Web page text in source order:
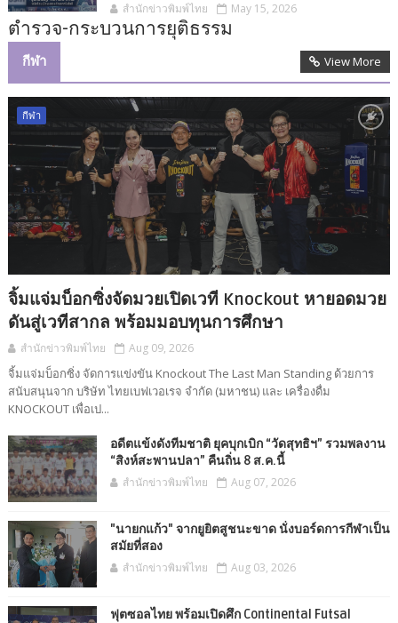
สำนักข่าวพิมพ์ไทย
May 15, 2026
ตำรวจ-กระบวนการยุติธรรม
กีฬา View More
กีฬา
จิ้มแจ่มบ็อกซิ่งจัดมวยเปิดเวที Knockout หายอดมวย
ดันสู่เวทีสากล พร้อมมอบทุนการศึกษา
สำนักข่าวพิมพ์ไทย Aug 09, 2026
จิ้มแจ่มบ็อกซิ่ง จัดการแข่งขัน Knockout The Last Man Standing ด้วยการ
สนับสนุนจาก บริษัท ไทยเบฟเวอเรจ จํากัด (มหาชน) และ เครื่องดื่ม
KNOCKOUT เพื่อเป...
อดีตแข้งดังทีมชาติ ยุคบุกเบิก “วัดสุทธิฯ” รวมพลงาน
“สิงห์สะพานปลา” คืนถิ่น 8 ส.ค.นี้
สำนักข่าวพิมพ์ไทย
Aug 07, 2026
"นายกแก้ว" จากยูยิตสูชนะขาด นั่งบอร์ดการกีฬาเป็น
สมัยที่สอง
สำนักข่าวพิมพ์ไทย
Aug 03, 2026
ฟุตซอลไทย พร้อมเปิดศึก Continental Futsal